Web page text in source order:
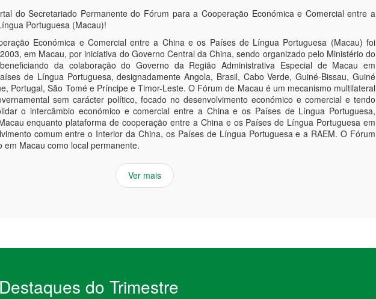
do Secretariado Permanente do Fórum para a Cooperação Económica e Comercial entre a
Portuguesa (Macau)!
Económica e Comercial entre a China e os Países de Língua Portuguesa (Macau) foi
em Macau, por iniciativa do Governo Central da China, sendo organizado pelo Ministério do
da colaboração do Governo da Região Administrativa Especial de Macau em
de Língua Portuguesa, designadamente Angola, Brasil, Cabo Verde, Guiné-Bissau, Guiné
Portugal, São Tomé e Príncipe e Timor-Leste. O Fórum de Macau é um mecanismo multilateral
sem carácter político, focado no desenvolvimento económico e comercial e tendo
o intercâmbio económico e comercial entre a China e os Países de Língua Portuguesa,
enquanto plataforma de cooperação entre a China e os Países de Língua Portuguesa em
comum entre o Interior da China, os Países de Língua Portuguesa e a RAEM. O Fórum
em Macau como local permanente.
Ver mais
Destaques do Trimestre